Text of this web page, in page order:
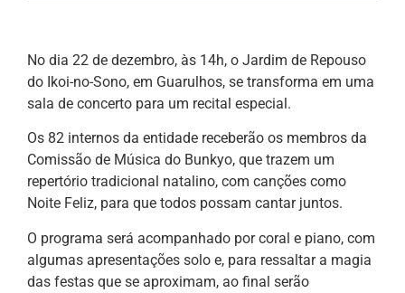
No dia 22 de dezembro, às 14h, o Jardim de Repouso
do Ikoi-no-Sono, em Guarulhos, se transforma em uma
sala de concerto para um recital especial.
Os 82 internos da entidade receberão os membros da
Comissão de Música do Bunkyo, que trazem um
repertório tradicional natalino, com canções como
Noite Feliz, para que todos possam cantar juntos.
O programa será acompanhado por coral e piano, com
algumas apresentações solo e, para ressaltar a magia
das festas que se aproximam, ao final serão